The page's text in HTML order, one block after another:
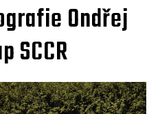
Ondřej
SCCR